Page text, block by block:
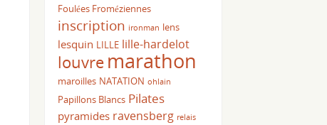
Foulées Froméziennes
inscription ironman lens
lesquin LILLE lille-hardelot
louvre marathon
maroilles NATATION ohlain
Papillons Blancs Pilates
pyramides ravensberg relais